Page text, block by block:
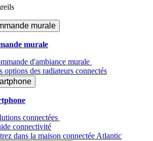
murale
murale
d'ambiance murale
options des radiateurs connectés
connectées
connectivité
dans la maison connectée Atlantic